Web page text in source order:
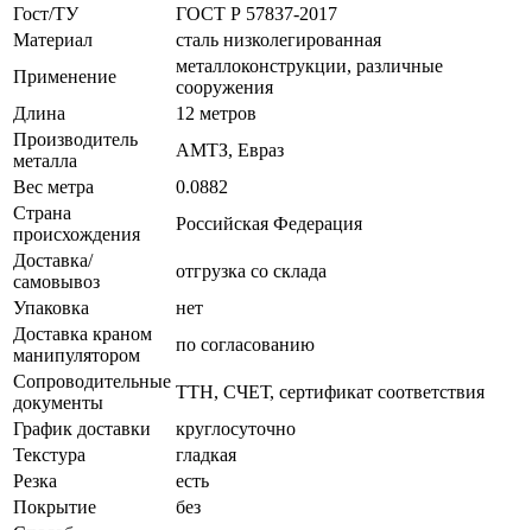
Гост/ТУ
ГОСТ Р 57837-2017
Материал
сталь низколегированная
Применение
металлоконструкции, различные
сооружения
Длина
12 метров
Производитель
металла
АМТЗ, Евраз
Вес метра
0.0882
Страна
происхождения
Российская Федерация
Доставка/
самовывоз
отгрузка со склада
Упаковка
нет
Доставка краном
манипулятором
по согласованию
Сопроводительные
документы
ТТН, СЧЕТ, сертификат соответствия
График доставки
круглосуточно
Текстура
гладкая
Резка
есть
Покрытие
без